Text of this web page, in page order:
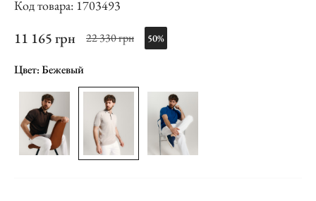
Код товара: 1703493
11 165 грн 22 330 грн 50%
Цвет: Бежевый